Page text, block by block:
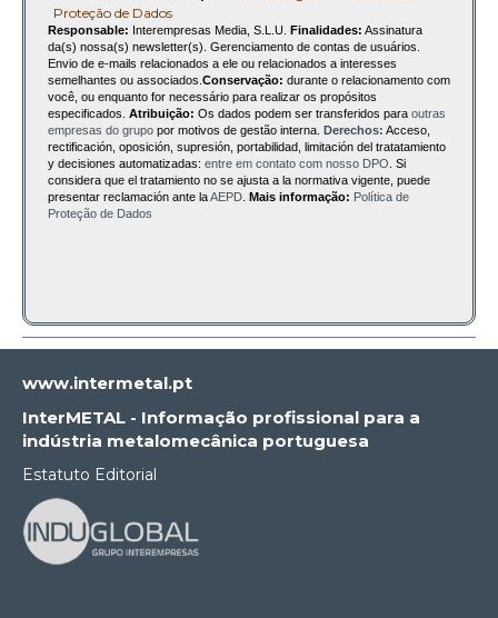
Proteção de Dados
Responsable: Interempresas Media, S.L.U. Finalidades: Assinatura
da(s) nossa(s) newsletter(s). Gerenciamento de contas de usuários.
Envio de e-mails relacionados a ele ou relacionados a interesses
semelhantes ou associados. Conservação: durante o relacionamento com
você, ou enquanto for necessário para realizar os propósitos
especificados. Atribuição: Os dados podem ser transferidos para outras
empresas do grupo por motivos de gestão interna. Derechos: Acceso,
rectificación, oposición, supresión, portabilidad, limitación del tratatamiento
y decisiones automatizadas: entre em contato com nosso DPO . Si
considera que el tratamiento no se ajusta a la normativa vigente, puede
presentar reclamación ante laAEPD Mais informação: Política de
Proteção de Dados
www.intermetal.pt
InterMETAL - Informação profissional para a
indústria metalomecânica portuguesa
Estatuto Editorial